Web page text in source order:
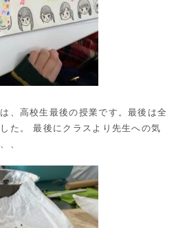
、高校生最後の授業です。最後は全
た。 最後にクラスより先生への気
、